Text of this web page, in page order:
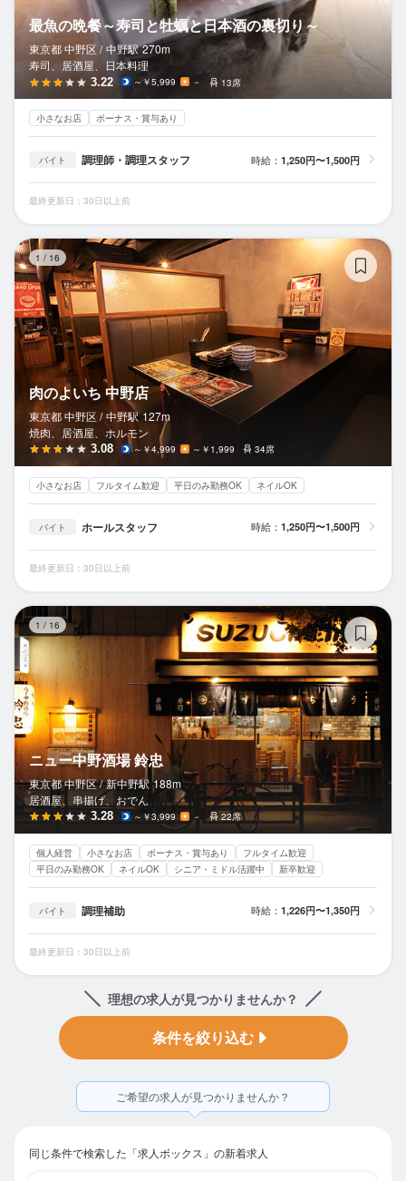
最魚の晩餐～寿司と牡蠣と日本酒の裏切り～
東京都 中野区 / 中野駅 270m
寿司、居酒屋、日本料理
3.22 ～￥5,999 － 13席
小さなお店 ボーナス・賞与あり
バイト 調理師・調理スタッフ 時給： 1,250円〜1,500円
最終更新日：30日以上前
1 / 16
肉のよいち 中野店
東京都 中野区 / 中野駅 127m
焼肉、居酒屋、ホルモン
3.08 ～￥4,999 ～￥1,999 34席
小さなお店 フルタイム歓迎 平日のみ勤務OK ネイルOK
バイト ホールスタッフ 時給： 1,250円〜1,500円
最終更新日：30日以上前
1 / 16
ニュー中野酒場 鈴忠
東京都 中野区 / 新中野駅 188m
居酒屋、串揚げ、おでん
3.28 ～￥3,999 － 22席
個人経営 小さなお店 ボーナス・賞与あり
フルタイム歓迎
平日のみ勤務OK
ネイルOK シニア・ミドル活躍中 新卒歓迎
バイト 調理補助 時給： 1,226円〜1,350円
最終更新日：30日以上前
理想の求人が見つかりませんか？
条件を絞り込む
ご希望の求人が見つかりませんか？
同じ条件で検索した「求人ボックス」の新着求人